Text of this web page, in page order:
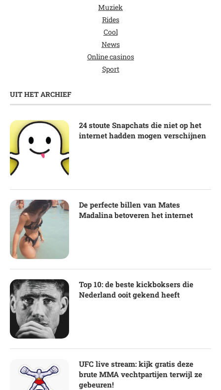
Muziek
Rides
Cool
News
Online casinos
Sport
UIT HET ARCHIEF
24 stoute Snapchats die niet op het
internet hadden mogen verschijnen
De perfecte billen van Mates
Madalina betoveren het internet
Top 10: de beste kickboksers die
Nederland ooit gekend heeft
UFC live stream: kijk gratis deze
brute MMA vechtpartijen terwijl ze
gebeuren!